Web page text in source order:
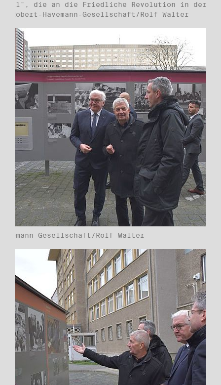
die an die Friedliche Revolution in der
Havemann-Gesellschaft/Rolf Walter
Gesellschaft/Rolf Walter